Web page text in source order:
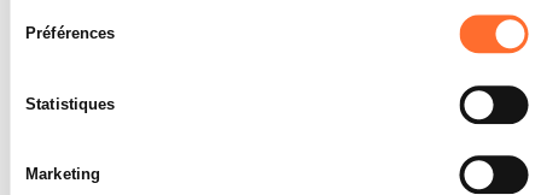
Il est précisé que la navigation sur le site et certaines
fonctionnalités (ex : lecture de vidéos, partage sur les réseaux
personnalisation de l’affichage du site) peuvent être affectées en
Vous avez la possibilité de modifier ou retirer votre consentement
Préférences
Statistiques
Marketing